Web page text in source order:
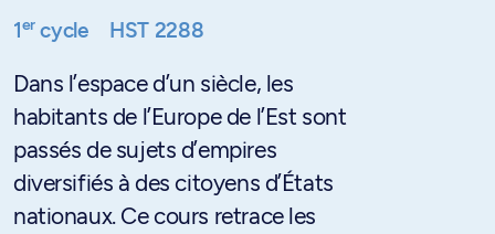
1ercycle HST 2288
Dans l’espace d’un siècle, les
habitants de l’Europe de l’Est sont
passés de sujets d’empires
diversifiés à des citoyens d’États
nationaux. Ce cours retrace les